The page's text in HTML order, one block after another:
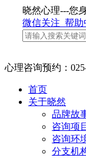
晓然心理---您
微信关注 帮助
心理咨询预约：
首页
关于晓然
品牌故
咨询项
咨询环
分支机